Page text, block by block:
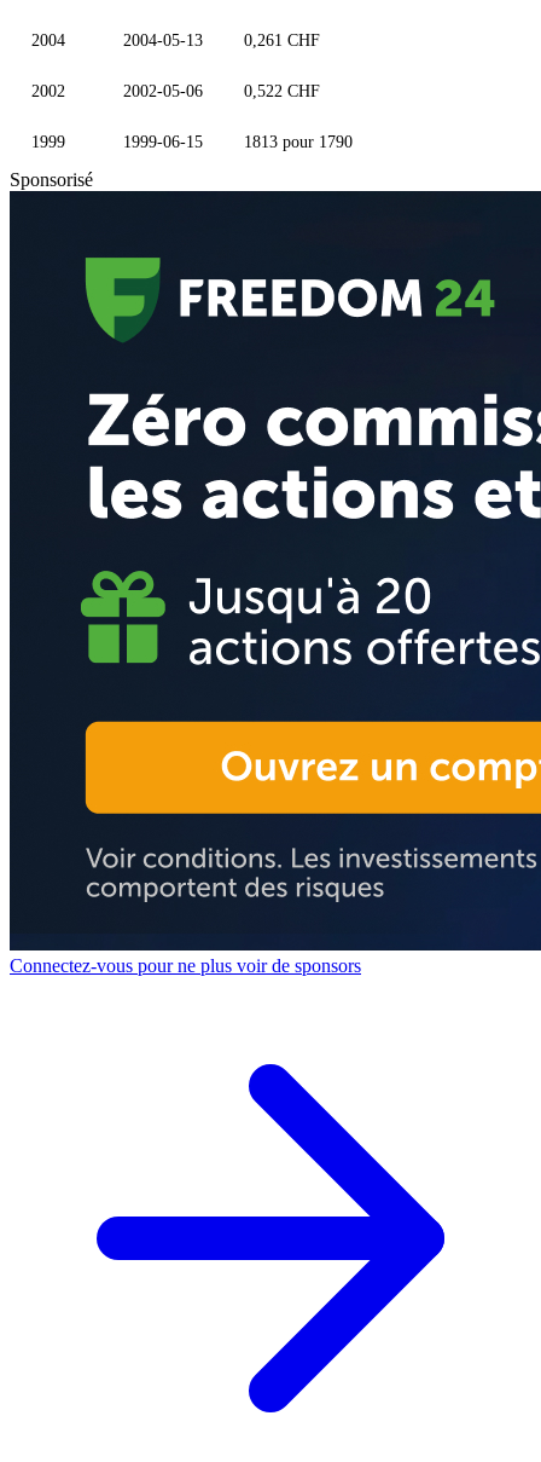
2004 2004-05-13 0,261 CHF
2002 2002-05-06 0,522 CHF
1999 1999-06-15 1813 pour 1790
Sponsorisé
Connectez-vous pour ne plus voir de sponsors